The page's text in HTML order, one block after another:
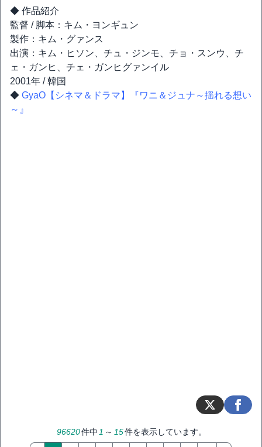
◆ 作品紹介
監督 / 脚本：キム・ヨンギュン
製作：キム・グァンス
出演：キム・ヒソン、チュ・ジンモ、チョ・スンウ、チ
ェ・ガンヒ、チェ・ガンヒグァンイル
2001年 / 韓国
◆ GyaO【シネマ＆ドラマ】『ワニ＆ジュナ～揺れる想い
～』
96620件中 1 ～ 15件を表示しています。